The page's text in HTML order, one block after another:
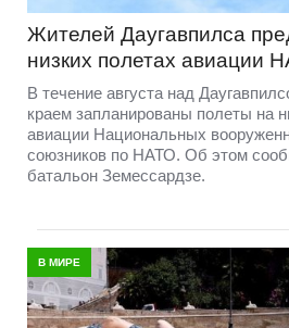
Жителей Даугавпилса
низких полетах авиации
В течение августа над
краем запланированы полеты на
авиации Национальных
союзников по НАТО. Об этом
батальон Земессардзе.
В МИРЕ